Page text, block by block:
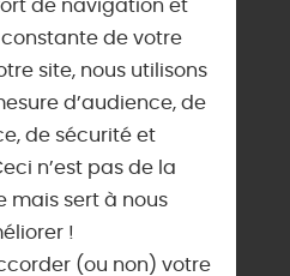
de navigation et
constante de votre
site, nous utilisons
d’audience, de
de sécurité et
n’est pas de la
mais sert à nous
!
(ou non) votre